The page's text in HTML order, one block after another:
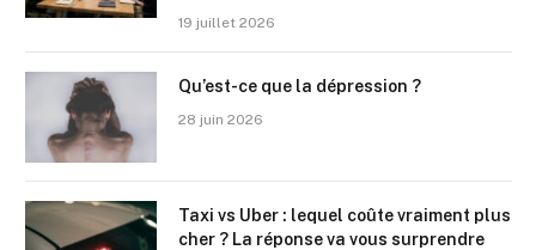
19 juillet 2026
Qu’est-ce que la dépression ?
28 juin 2026
Taxi vs Uber : lequel coûte vraiment plus
cher ? La réponse va vous surprendre